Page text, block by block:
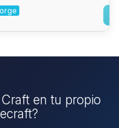
en tu propio